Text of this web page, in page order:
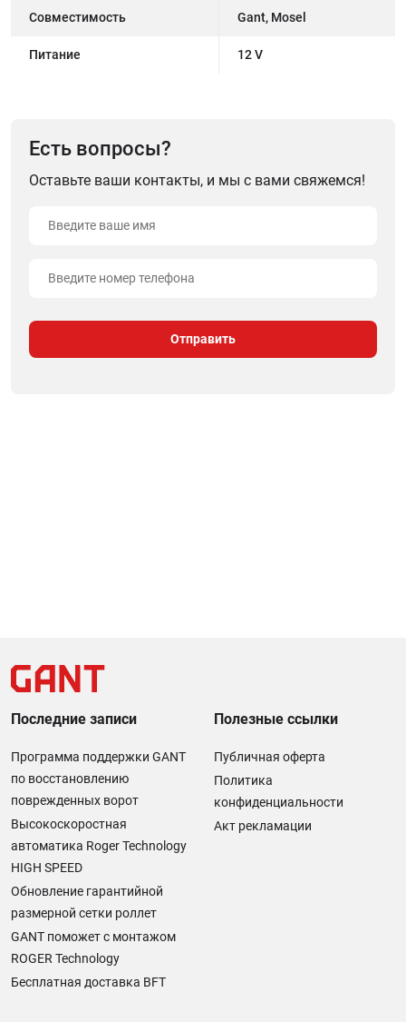
Совместимость Gant, Mosel
Питание 12 V
Есть вопросы?
Оставьте ваши контакты, и мы с вами свяжемся!
Последние записи
Программа поддержки GANT
по восстановлению
поврежденных ворот
Высокоскоростная
автоматика Roger Technology
HIGH SPEED
Обновление гарантийной
размерной сетки роллет
GANT поможет с монтажом
ROGER Technology
Бесплатная доставка BFT
Полезные ссылки
Публичная оферта
Политика
конфиденциальности
Акт рекламации